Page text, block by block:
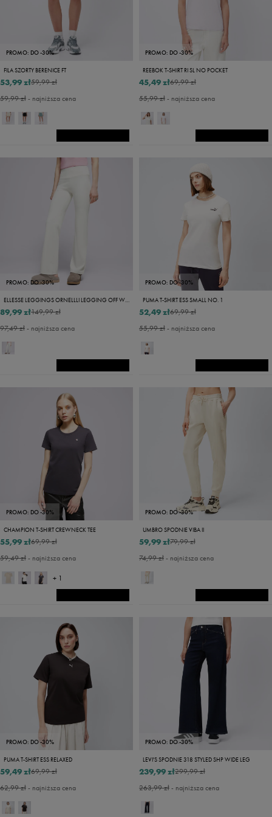
PROMO: DO -30%
FILA SZORTY BERENICE FT
59,99 zł
53,99 zł
59,99 zł- najniższa cena
PROMO: DO -30%
REEBOK T-SHIRT RI SL NO POCKET
69,99 zł
45,49 zł
55,99 zł- najniższa cena
PROMO: DO -30%
ELLESSE LEGGINGS ORNELLLI LEGGING OFF WHT
149,99 zł
89,99 zł
97,49 zł- najniższa cena
PROMO: DO -30%
PUMA T-SHIRT ESS SMALL NO. 1
69,99 zł
52,49 zł
55,99 zł- najniższa cena
PROMO: DO -30%
CHAMPION T-SHIRT CREWNECK TEE
69,99 zł
55,99 zł
59,49 zł- najniższa cena
+ 1
PROMO: DO -30%
UMBRO SPODNIE VIBA II
79,99 zł
59,99 zł
74,99 zł- najniższa cena
PROMO: DO -30%
PUMA T-SHIRT ESS RELAXED
69,99 zł
59,49 zł
62,99 zł- najniższa cena
PROMO: DO -30%
LEVI'S SPODNIE 318 STYLED SHP WIDE LEG
299,99 zł
239,99 zł
263,99 zł- najniższa cena